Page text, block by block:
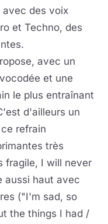
avec des voix
et Techno, des
avec un
et une
le plus entraînant
d'ailleurs un
refrain
très
fragile, I will never
aussi haut avec
("I'm sad, so
the things I had /